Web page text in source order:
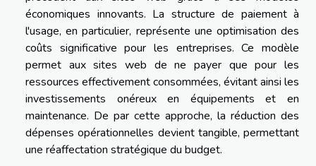
économiques innovants. La structure de paiement à
l'usage, en particulier, représente une optimisation des
coûts significative pour les entreprises. Ce modèle
permet aux sites web de ne payer que pour les
ressources effectivement consommées, évitant ainsi les
investissements onéreux en équipements et en
maintenance. De par cette approche, la réduction des
dépenses opérationnelles devient tangible, permettant
une réaffectation stratégique du budget.